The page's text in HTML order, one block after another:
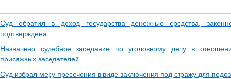
Суд обратил в доход государства денежные средства,
подтверждена
Назначено судебное заседание по уголовному делу в
присяжных заседателей
Суд избрал меру пресечения в виде заключения под стражу для